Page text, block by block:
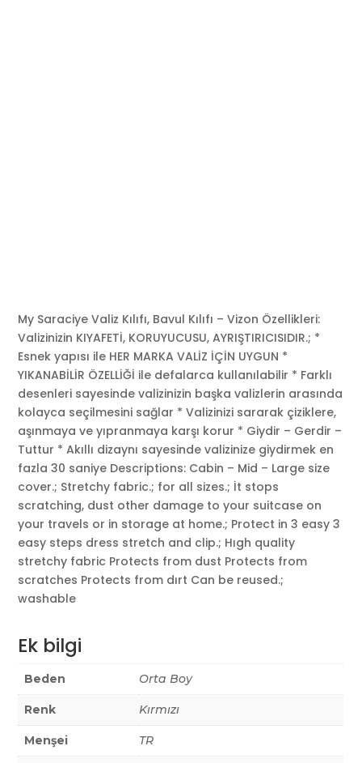
My Saraciye Valiz Kılıfı, Bavul Kılıfı – Vizon Özellikleri:
Valizinizin KIYAFETİ, KORUYUCUSU, AYRIŞTIRICISIDIR.; *
Esnek yapısı ile HER MARKA VALİZ İÇİN UYGUN *
YIKANABİLİR ÖZELLİĞİ ile defalarca kullanılabilir * Farklı
desenleri sayesinde valizinizin başka valizlerin arasında
kolayca seçilmesini sağlar * Valizinizi sararak çiziklere,
aşınmaya ve yıpranmaya karşı korur * Giydir – Gerdir –
Tuttur * Akıllı dizaynı sayesinde valizinize giydirmek en
fazla 30 saniye Descriptions: Cabin – Mid – Large size
cover.; Stretchy fabric.; for all sizes.; İt stops
scratching, dust other damage to your suitcase on
your travels or in storage at home.; Protect in 3 easy 3
easy steps dress stretch and clip.; Hıgh quality
stretchy fabric Protects from dust Protects from
scratches Protects from dırt Can be reused.;
washable
Ek bilgi
Beden Orta Boy
Renk Kırmızı
Menşei TR